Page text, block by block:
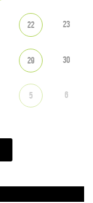
22 23
29 30
5 6